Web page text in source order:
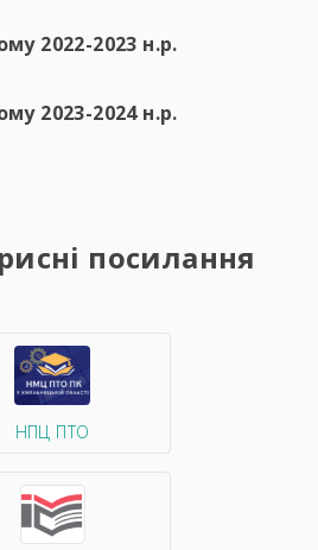
2022-2023 н.р.
2023-2024 н.р.
посилання
НПЦ ПТО